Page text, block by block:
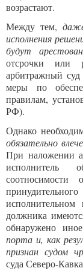
возрастают.
Между тем,
исполнения
будут
отсрочки или
арбитражный суд
меры по
правилам,
РФ).
Однако
обязательно
При наложении
исполнитель
должника
обнаружено
порта и, как
признан судом
суда Северо-